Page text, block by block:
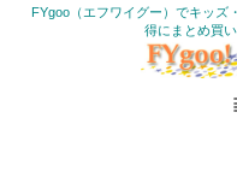
FYgoo（エフワイグー）でキッズ
得にまとめ買